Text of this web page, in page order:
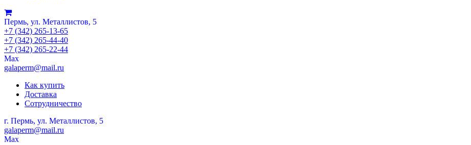
Пермь, ул. Металлистов, 5
+7 (342) 265-13-65
+7 (342) 265-44-40
+7 (342) 265-22-44
Мах
galaperm@mail.ru
Как купить
Доставка
Сотрудничество
г. Пермь, ул. Металлистов, 5
galaperm@mail.ru
Мах